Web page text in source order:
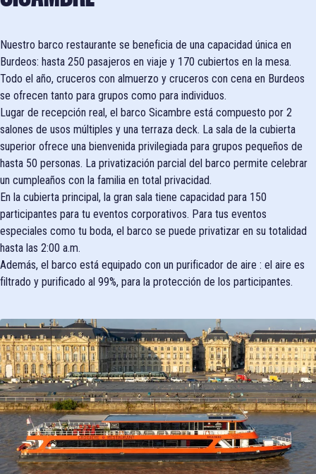
Nuestro barco restaurante se beneficia de una capacidad única en
Burdeos: hasta 250 pasajeros en viaje y 170 cubiertos en la mesa.
Todo el año, cruceros con almuerzo y cruceros con cena en Burdeos
se ofrecen tanto para grupos como para individuos.
Lugar de recepción real, el barco Sicambre está compuesto por 2
salones de usos múltiples y una terraza deck. La sala de la cubierta
superior ofrece una bienvenida privilegiada para grupos pequeños de
hasta 50 personas. La privatización parcial del barco permite celebrar
un cumpleaños con la familia en total privacidad.
En la cubierta principal, la gran sala tiene capacidad para 150
participantes para tu eventos corporativos. Para tus eventos
especiales como tu boda, el barco se puede privatizar en su totalidad
hasta las 2:00 a.m.
Además, el barco está equipado con un purificador de aire : el aire es
filtrado y purificado al 99%, para la protección de los participantes.